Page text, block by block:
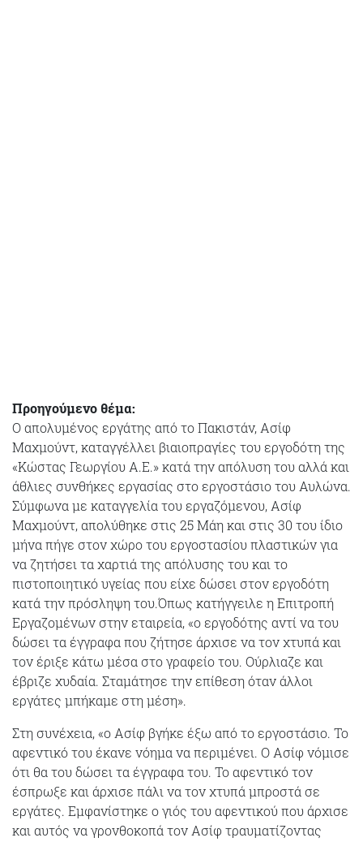
Προηγούμενο θέμα:
Ο απολυμένος εργάτης από το Πακιστάν, Ασίφ
Μαχμούντ, καταγγέλλει βιαιοπραγίες του εργοδότη της
«Κώστας Γεωργίου Α.Ε.» κατά την απόλυση του αλλά και
άθλιες συνθήκες εργασίας στο εργοστάσιο του Αυλώνα.
Σύμφωνα με καταγγελία του εργαζόμενου, Ασίφ
Μαχμούντ, απολύθηκε στις 25 Μάη και στις 30 του ίδιο
μήνα πήγε στον χώρο του εργοστασίου πλαστικών για
να ζητήσει τα χαρτιά της απόλυσης του και το
πιστοποιητικό υγείας που είχε δώσει στον εργοδότη
κατά την πρόσληψη του.Όπως κατήγγειλε η Επιτροπή
Εργαζομένων στην εταιρεία, «ο εργοδότης αντί να του
δώσει τα έγγραφα που ζήτησε άρχισε να τον χτυπά και
τον έριξε κάτω μέσα στο γραφείο του. Ούρλιαζε και
έβριζε χυδαία. Σταμάτησε την επίθεση όταν άλλοι
εργάτες μπήκαμε στη μέση».
Στη συνέχεια, «ο Ασίφ βγήκε έξω από το εργοστάσιο. Το
αφεντικό του έκανε νόημα να περιμένει. Ο Ασίφ νόμισε
ότι θα του δώσει τα έγγραφα του. Το αφεντικό τον
έσπρωξε και άρχισε πάλι να τον χτυπά μπροστά σε
εργάτες. Εμφανίστηκε ο γιός του αφεντικού που άρχισε
και αυτός να γρονθοκοπά τον Ασίφ τραυματίζοντας